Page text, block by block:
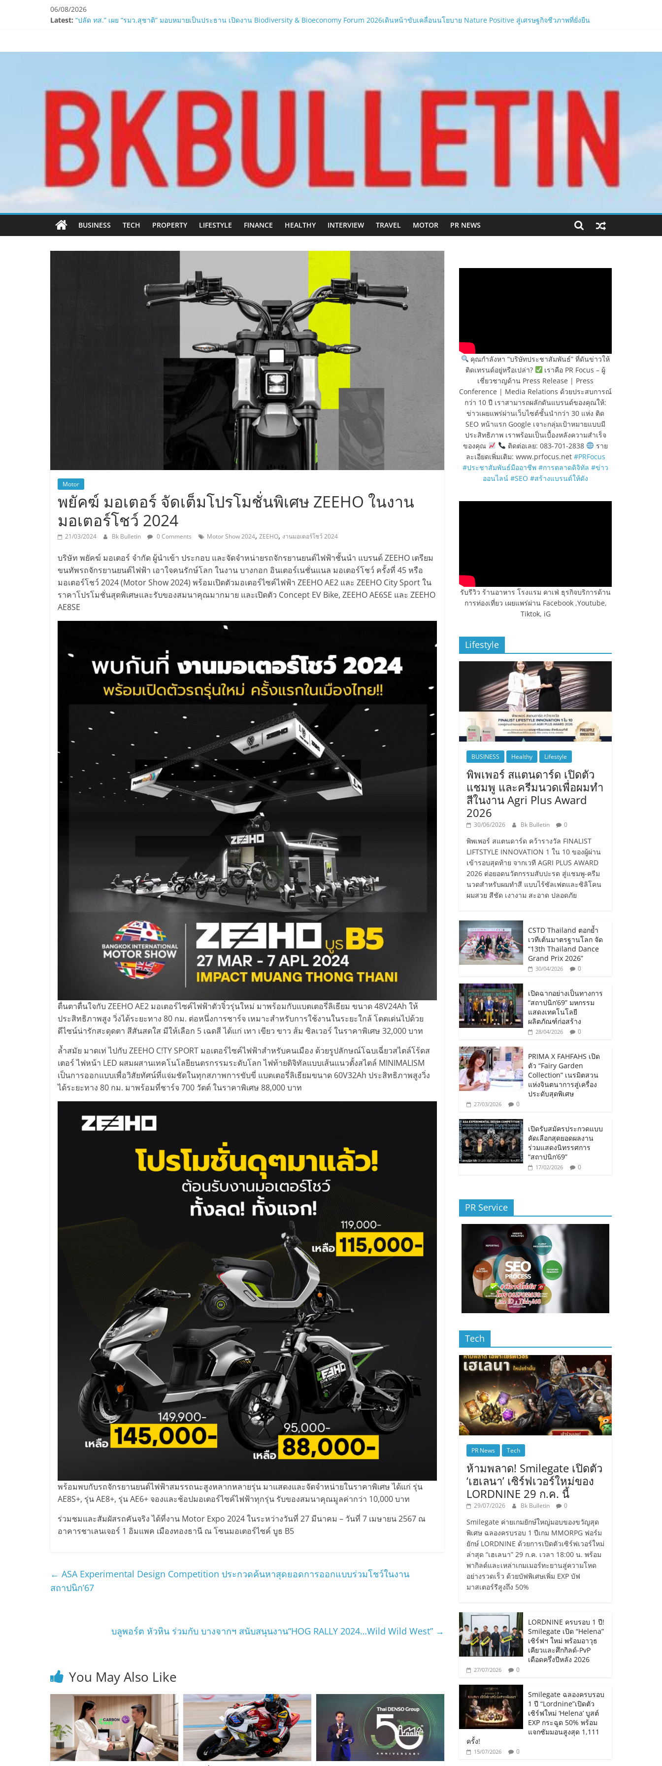
06/08/2026
Latest: ZTE จับมือ AIS อัปเกรด Backbone Networkสำหรับภาครัฐและองค์กรธุรกิจ มุ่งเสริมรากฐานเศรษฐกิจดิจิทัลให้แกร่งยิ่งขึ้น
LORDNINE ครบรอบ 1 ปี! Smilegate เปิด “Helena” เซิร์ฟฯ ใหม่ พร้อมอาวุธเคียวและศึกกิลด์-PvP เดือดครึ่งปีหลัง 2026
Smilegate ฉลองครบรอบ 1 ปี “Lordnine”เปิดตัวเซิร์ฟใหม่ ‘Helena’ บูสต์ EXP กระฉูด 50% พร้อมแจกซัมมอนสูงสุด 1,111 ครั้ง!
www.bkbulletin.com
ข่าว
ครบ
ด้าน
BUSINESS TECH PROPERTY LIFESTYLE FINANCE HEALTHY INTERVIEW TRAVEL MOTOR PR NEWS
Motor
พยัคฆ์ มอเตอร์ จัดเต็มโปรโมชั่นพิเศษ ZEEHO ในงาน
มอเตอร์โชว์ 2024
21/03/2024 Bk Bulletin 0 Comments Motor Show 2024, ZEEHO, งานมอเตอร์โชว์ 2024
บริษัท พยัคฆ์ มอเตอร์ จำกัด ผู้นำเข้า ประกอบ และจัดจำหน่ายรถจักรยานยนต์ไฟฟ้าชั้นนำ แบรนด์ ZEEHO เตรียม
ขนทัพรถจักรยานยนต์ไฟฟ้า เอาใจคนรักษ์โลก ในงาน บางกอก อินเตอร์เนชั่นแนล มอเตอร์โชว์ ครั้งที่ 45 หรือ
มอเตอร์โชว์ 2024 (Motor Show 2024) พร้อมเปิดตัวมอเตอร์ไซค์ไฟฟ้า ZEEHO AE2 และ ZEEHO City Sport ใน
ราคาโปรโมชั่นสุดพิเศษและรับของสมนาคุณมากมาย และเปิดตัว Concept EV Bike, ZEEHO AE6SE และ ZEEHO
AE8SE
ตื่นตาตื่นใจกับ ZEEHO AE2 มอเตอร์ไซค์ไฟฟ้าตัวจิ๋วรุ่นใหม่ มาพร้อมกับแบตเตอรี่ลิเธียม ขนาด 48V24Ah ให้
ประสิทธิภาพสูง วิ่งได้ระยะทาง 80 กม. ต่อหนึ่งการชาร์จ เหมาะสำหรับการใช้งานในระยะใกล้ โดดเด่นไปด้วย
ดีไซน์น่ารักสะดุดตา สีสันสดใส มีให้เลือก 5 เฉดสี ได้แก่ เทา เขียว ขาว ส้ม ซิลเวอร์ ในราคาพิเศษ 32,000 บาท
ล้ำสมัย มาดเท่ ไปกับ ZEEHO C!TY SPORT มอเตอร์ไซค์ไฟฟ้าสำหรับคนเมือง ด้วยรูปลักษณ์โฉบเฉี่ยวสไตล์โร้ดส
เตอร์ ไฟหน้า LED ผสมผสานเทคโนโลยียนตรกรรมระดับโลก ไฟท้ายดิจิทัลแบบเส้นแนวตั้งสไตล์ MINIMALISM
เป็นการออกแบบเพื่อวิสัยทัศน์ที่แจ่มชัดในทุกสภาพการขับขี่ แบตเตอรี่ลิเธียมขนาด 60V32Ah ประสิทธิภาพสูงวิ่ง
ได้ระยะทาง 80 กม. มาพร้อมที่ชาร์จ 700 วัตต์ ในราคาพิเศษ 88,000 บาท
พร้อมพบกับรถจักรยานยนต์ไฟฟ้าสมรรถนะสูงหลากหลายรุ่น มาแสดงและจัดจำหน่ายในราคาพิเศษ ได้แก่ รุ่น
AE8S+, รุ่น AE8+, รุ่น AE6+ จองและช้อปมอเตอร์ไซค์ไฟฟ้าทุกรุ่น รับของสมนาคุณมูลค่ากว่า 10,000 บาท
ร่วมชมและสัมผัสรถคันจริง ได้ที่งาน Motor Expo 2024 ในระหว่างวันที่ 27 มีนาคม – วันที่ 7 เมษายน 2567 ณ
อาคารชาเลนเจอร์ 1 อิมแพค เมืองทองธานี ณ โซนมอเตอร์ไซค์ บูธ B5
← ASA Experimental Design Competition ประกวดค้นหาสุดยอดการออกแบบร่วมโชว์ในงาน
สถาปนิก’67
บลูพอร์ต หัวหิน ร่วมกับ บางจากฯ สนับสนุนงาน“HOG RALLY 2024…Wild Wild West” →
You May Also Like
คุณกำลังหา “บริษัทประชาสัมพันธ์” ที่ดันข่าวให้
ติดเทรนด์อยู่หรือเปล่า?
เราคือ PR Focus – ผู้
เชี่ยวชาญด้าน Press Release | Press
Conference | Media Relations ด้วยประสบการณ์
กว่า 10 ปี เราสามารถผลักดันแบรนด์ของคุณให้:
ข่าวเผยแพร่ผ่านเว็บไซต์ชั้นนำกว่า 30 แห่ง ติด
SEO หน้าแรก Google เจาะกลุ่มเป้าหมายแบบมี
ประสิทธิภาพ เราพร้อมเป็นเบื้องหลังความสำเร็จ
ของคุณ
ติดต่อเลย: 083-701-2838
ราย
ละเอียดเพิ่มเติม: www.prfocus.net #PRFocus
#ประชาสัมพันธ์มืออาชีพ #การตลาดดิจิทัล #ข่าว
ออนไลน์ #SEO #สร้างแบรนด์ให้ดัง
รับรีวิว ร้านอาหาร โรงแรม คาเฟ่ ธุรกิจบริการด้าน
การท่องเที่ยว เผยแพร่ผ่าน Facebook ,Youtube,
Tiktok, iG
Lifestyle
BUSINESS Healthy Lifestyle
พิพเพอร์ สแตนดาร์ด เปิดตัว
แชมพู และครีมนวดเพื่อผมทำ
สีในงาน Agri Plus Award
2026
30/06/2026 Bk Bulletin 0
พิพเพอร์ สแตนดาร์ด คว้ารางวัล FINALIST
LIFTSTYLE INNOVATION 1 ใน 10 ของผู้ผ่าน
เข้ารอบสุดท้าย จากเวที AGRI PLUS AWARD
2026 ต่อยอดนวัตกรรมสับปะรด สู่แชมพู-ครีม
นวดสำหรับผมทำสี แบบไร้ซัลเฟตและซิลิโคน
ผมสวย สีชัด เงางาม สะอาด ปลอดภัย
CSTD Thailand ตอกย้ำ
เวทีเต้นมาตรฐานโลก จัด
“13th Thailand Dance
Grand Prix 2026”
30/04/2026 0
เปิดฉากอย่างเป็นทางการ
“สถาปนิก’69” มหกรรม
แสดงเทคโนโลยี
ผลิตภัณฑ์ก่อสร้าง
28/04/2026 0
PRIMA X FAHFAHS เปิด
ตัว “Fairy Garden
Collection” เนรมิตสวน
แห่งจินตนาการสู่เครื่อง
ประดับสุดพิเศษ
27/03/2026 0
เปิดรับสมัครประกวดแบบ
คัดเลือกสุดยอดผลงาน
ร่วมแสดงนิทรรศการ
“สถาปนิก’69”
17/02/2026 0
PR Service
Tech
PR News Tech
ห้ามพลาด! Smilegate เปิดตัว
‘เฮเลนา’ เซิร์ฟเวอร์ใหม่ของ
LORDNINE 29 ก.ค. นี้
29/07/2026 Bk Bulletin 0
Smilegate ค่ายเกมยักษ์ใหญ่มอบของขวัญสุด
พิเศษ ฉลองครบรอบ 1 ปีเกม MMORPG ฟอร์ม
ยักษ์ LORDNINE ด้วยการเปิดตัวเซิร์ฟเวอร์ใหม่
ล่าสุด “เฮเลนา” 29 ก.ค. เวลา 18:00 น. พร้อม
พากิลด์และเหล่าเกมเมอร์ทะยานสู่ความโหด
อย่างรวดเร็ว ด้วยบัฟพิเศษเพิ่ม EXP บัฟ
มาสเตอร์รีสูงถึง 50%
LORDNINE ครบรอบ 1 ปี!
Smilegate เปิด “Helena”
เซิร์ฟฯ ใหม่ พร้อมอาวุธ
เคียวและศึกกิลด์-PvP
เดือดครึ่งปีหลัง 2026
27/07/2026 0
Smilegate ฉลองครบรอบ
1 ปี “Lordnine”เปิดตัว
เซิร์ฟใหม่ ‘Helena’ บูสต์
EXP กระฉูด 50% พร้อม
แจกซัมมอนสูงสุด 1,111
ครั้ง!
15/07/2026 0